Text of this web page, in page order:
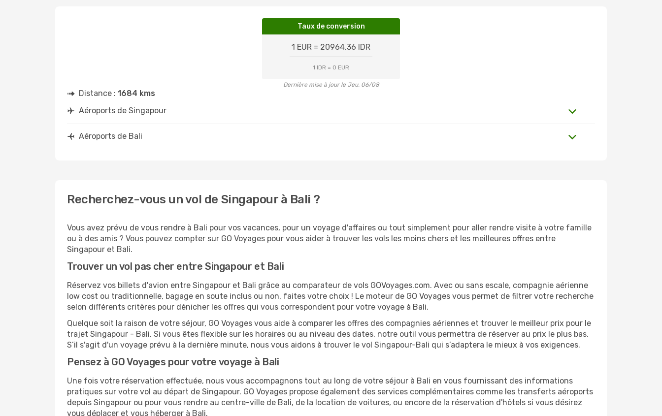
Taux de conversion
1 EUR = 20964.36 IDR
1 IDR = 0 EUR
Dernière mise à jour le Jeu. 06/08
Distance : 1684 kms
Aéroports de Singapour
Aéroports de Bali
Recherchez-vous un vol de Singapour à Bali ?
Vous avez prévu de vous rendre à Bali pour vos vacances, pour un voyage d'affaires ou tout simplement pour aller rendre visite à votre famille
ou à des amis ? Vous pouvez compter sur GO Voyages pour vous aider à trouver les vols les moins chers et les meilleures offres entre
Singapour et Bali.
Trouver un vol pas cher entre Singapour et Bali
Réservez vos billets d'avion entre Singapour et Bali grâce au comparateur de vols GOVoyages.com. Avec ou sans escale, compagnie aérienne
low cost ou traditionnelle, bagage en soute inclus ou non, faites votre choix ! Le moteur de GO Voyages vous permet de filtrer votre recherche
selon différents critères pour dénicher les offres qui vous correspondent pour votre voyage à Bali.
Quelque soit la raison de votre séjour, GO Voyages vous aide à comparer les offres des compagnies aériennes et trouver le meilleur prix pour le
trajet Singapour - Bali. Si vous êtes flexible sur les horaires ou au niveau des dates, notre outil vous permettra de réserver au prix le plus bas.
S’il s'agit d'un voyage prévu à la dernière minute, nous vous aidons à trouver le vol Singapour-Bali qui s’adaptera le mieux à vos exigences.
Pensez à GO Voyages pour votre voyage à Bali
Une fois votre réservation effectuée, nous vous accompagnons tout au long de votre séjour à Bali en vous fournissant des informations
pratiques sur votre vol au départ de Singapour. GO Voyages propose également des services complémentaires comme les transferts aéroports
depuis Singapour ou pour vous rendre au centre-ville de Bali, de la location de voitures, ou encore de la réservation d'hôtels si vous désirez
vous déplacer et vous héberger à Bali.